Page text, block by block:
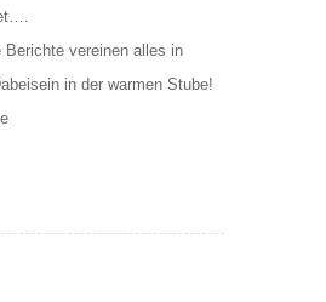
Berichte vereinen alles in
in der warmen Stube!